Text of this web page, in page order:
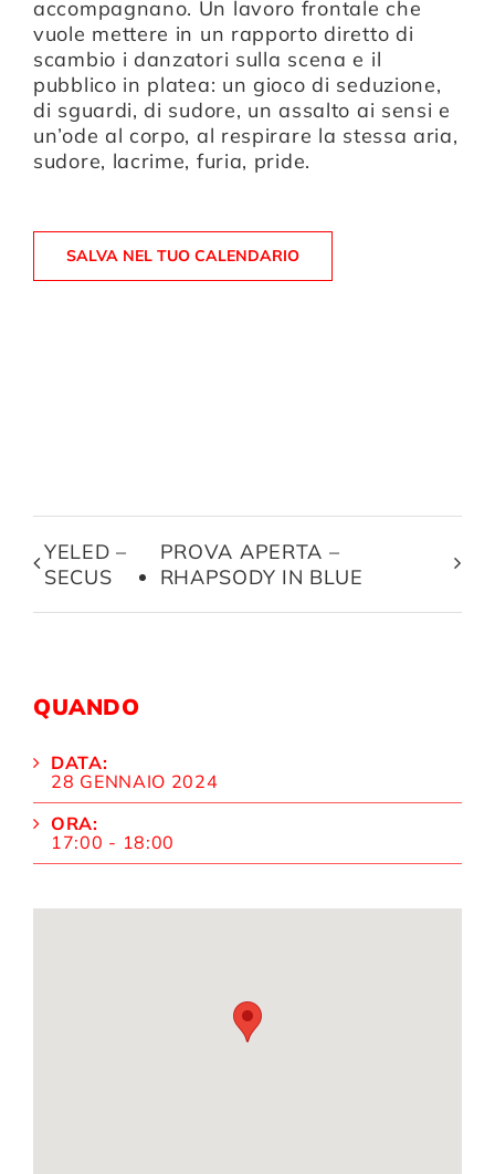
accompagnano. Un lavoro frontale che
vuole mettere in un rapporto diretto di
scambio i danzatori sulla scena e il
pubblico in platea: un gioco di seduzione,
di sguardi, di sudore, un assalto ai sensi e
un’ode al corpo, al respirare la stessa aria,
sudore, lacrime, furia, pride.
SALVA NEL TUO CALENDARIO
YELED –
SECUS
PROVA APERTA –
RHAPSODY IN BLUE
QUANDO
DATA:
28 GENNAIO 2024
ORA:
17:00 - 18:00